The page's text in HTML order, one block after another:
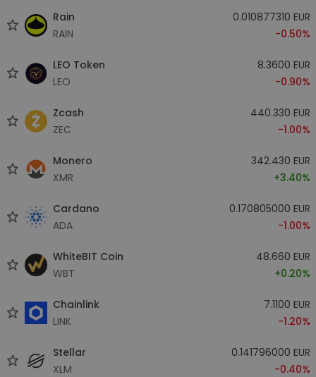
Rain
RAIN
0.010877310 EUR
-0.50%
LEO Token
LEO
8.3600 EUR
-0.90%
Zcash
ZEC
440.330 EUR
-1.00%
Monero
XMR
342.430 EUR
+3.40%
Cardano
ADA
0.170805000 EUR
-1.00%
WhiteBIT Coin
WBT
48.660 EUR
+0.20%
Chainlink
LINK
7.1100 EUR
-1.20%
Stellar
XLM
0.141796000 EUR
-0.40%